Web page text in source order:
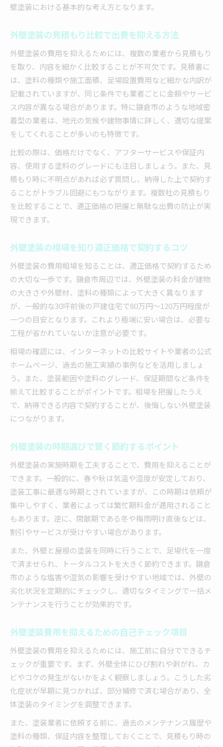
外壁塗装の塗料選びで節約につながるコツ
外壁塗装の塗料別コストパフォーマンス徹底分
析
外壁塗装の塗料耐久性で長期費用を抑える方法
外壁塗装の塗料選択時に注意すべきポイント
業者選びが決め手の外壁塗装節約テクニック
外壁塗装で信頼できる業者を選ぶ節約術
外壁塗装の業者比較で見抜く費用節約のポイン
ト
外壁塗装の業者との交渉でコストを下げる方法
外壁塗装の保証内容で長期的な節約を狙う秘訣
外壁塗装の口コミ活用で賢く業者を選択する
今すぐ実践できる外壁塗装費用管理の秘訣
外壁塗装の費用管理を成功させる基本ステップ
外壁塗装の予算オーバーを防ぐチェックリスト
外壁塗装の計画段階で使える節約アイデア集
外壁塗装の費用記録で家計への負担を減らす方
法
壁塗装における基本的な考え方となります。
外壁塗装の見積もり比較で出費を抑える方法
外壁塗装の費用を抑えるためには、複数の業者から見積もり
を取り、内容を細かく比較することが不可欠です。見積書に
は、塗料の種類や施工面積、足場設置費用など細かな内訳が
記載されていますが、同じ条件でも業者ごとに金額やサービ
ス内容が異なる場合があります。特に鎌倉市のような地域密
着型の業者は、地元の気候や建物事情に詳しく、適切な提案
をしてくれることが多いのも特徴です。
比較の際は、価格だけでなく、アフターサービスや保証内
容、使用する塗料のグレードにも注目しましょう。また、見
積もり時に不明点があれば必ず質問し、納得した上で契約す
ることがトラブル回避にもつながります。複数社の見積もり
を比較することで、適正価格の把握と無駄な出費の防止が実
現できます。
外壁塗装の相場を知り適正価格で契約するコツ
外壁塗装の費用相場を知ることは、適正価格で契約するため
の大切な一歩です。鎌倉市周辺では、外壁塗装の料金が建物
の大きさや外壁材、塗料の種類によって大きく異なります
が、一般的な30坪前後の戸建住宅で80万円〜120万円程度が
一つの目安となります。これより極端に安い場合は、必要な
工程が省かれていないか注意が必要です。
相場の確認には、インターネットの比較サイトや業者の公式
ホームページ、過去の施工実績の事例などを活用しましょ
う。また、塗装範囲や塗料のグレード、保証期間など条件を
揃えて比較することがポイントです。相場を把握したうえ
で、納得できる内容で契約することが、後悔しない外壁塗装
につながります。
外壁塗装の時期選びで賢く節約するポイント
外壁塗装の実施時期を工夫することで、費用を抑えることが
できます。一般的に、春や秋は気温や湿度が安定しており、
塗装工事に最適な時期とされていますが、この時期は依頼が
集中しやすく、業者によっては繁忙期料金が適用されること
もあります。逆に、閑散期である冬や梅雨明け直後などは、
割引やサービスが受けやすい場合があります。
また、外壁と屋根の塗装を同時に行うことで、足場代を一度
で済ませられ、トータルコストを大きく節約できます。鎌倉
市のような塩害や湿気の影響を受けやすい地域では、外壁の
劣化状況を定期的にチェックし、適切なタイミングで一括メ
ンテナンスを行うことが効果的です。
外壁塗装費用を抑えるための自己チェック項目
外壁塗装の費用を抑えるためには、施工前に自分でできるチ
ェックが重要です。まず、外壁全体にひび割れや剥がれ、カ
ビやコケの発生がないかをよく観察しましょう。こうした劣
化症状が早期に見つかれば、部分補修で済む場合があり、全
体塗装のタイミングを調整できます。
また、塗装業者に依頼する前に、過去のメンテナンス履歴や
塗料の種類、保証内容を整理しておくことで、見積もり時の